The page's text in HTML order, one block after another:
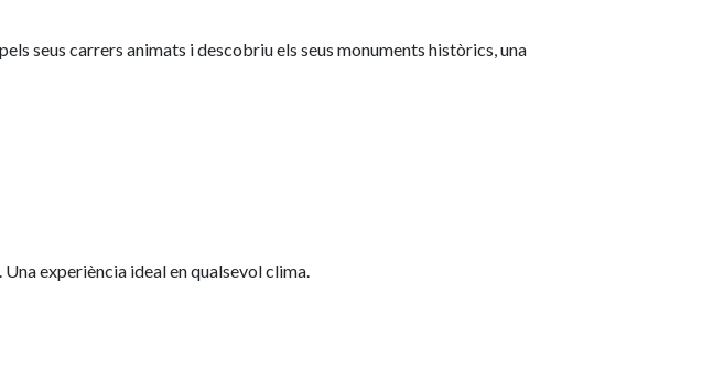
seus carrers animats i descobriu els seus monuments històrics, una
experiència ideal en qualsevol clima.